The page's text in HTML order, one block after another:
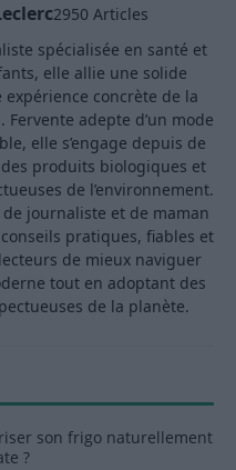
2950 Articles
spécialisée en santé et
elle allie une solide
concrète de la
adepte d’un mode
elle s’engage depuis de
produits biologiques et
de l’environnement.
journaliste et de maman
pratiques, fiables et
de mieux naviguer
tout en adoptant des
de la planète.
son frigo naturellement
?